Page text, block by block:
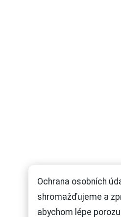
Ochrana osobních
shromažďujeme a
abychom lépe